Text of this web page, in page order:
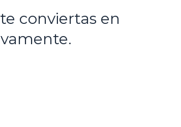
conviertas en